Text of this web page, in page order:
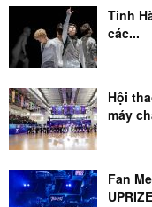
Tinh
các...
Hội
máy
Fan